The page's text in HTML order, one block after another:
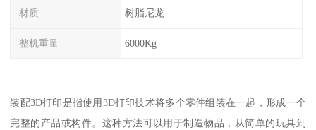
材质 树脂尼龙
整机重量 6000Kg
装配3D打印是指使用3D打印技术将多个零件组装在一起，形成一个
完整的产品或构件。这种方法可以用于制造物品，从简单的玩具到